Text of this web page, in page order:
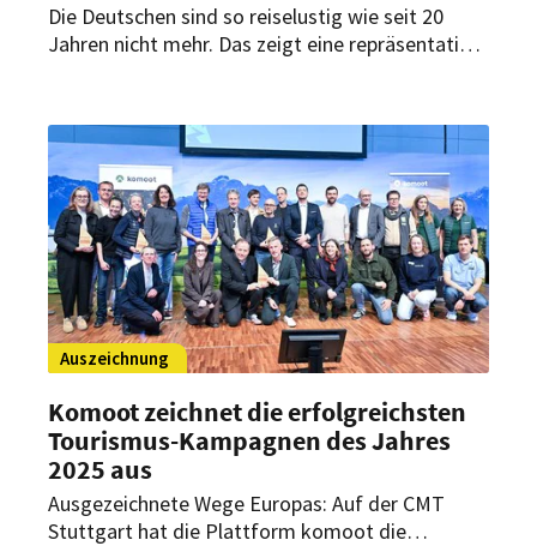
Die Deutschen sind so reiselustig wie seit 20
Jahren nicht mehr. Das zeigt eine repräsentative
Deutschland.
Auszeichnung
Komoot zeichnet die erfolgreichsten
Tourismus-Kampagnen des Jahres
2025 aus
Ausgezeichnete Wege Europas: Auf der CMT
Stuttgart hat die Plattform komoot die